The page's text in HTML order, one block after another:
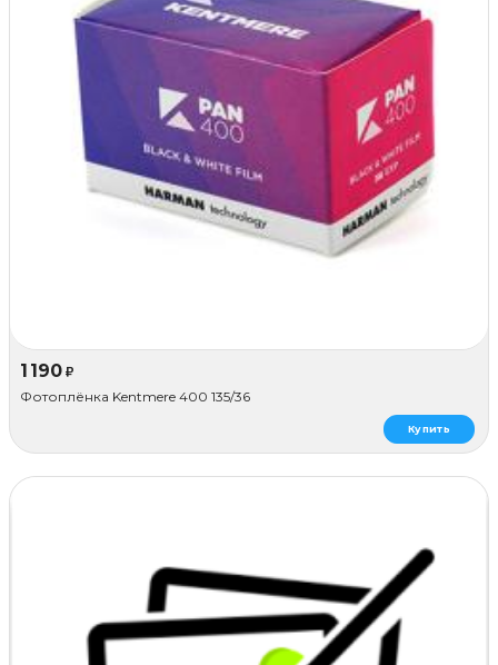
1 190 ₽
Фотоплёнка Kentmere 400 135/36
Купить